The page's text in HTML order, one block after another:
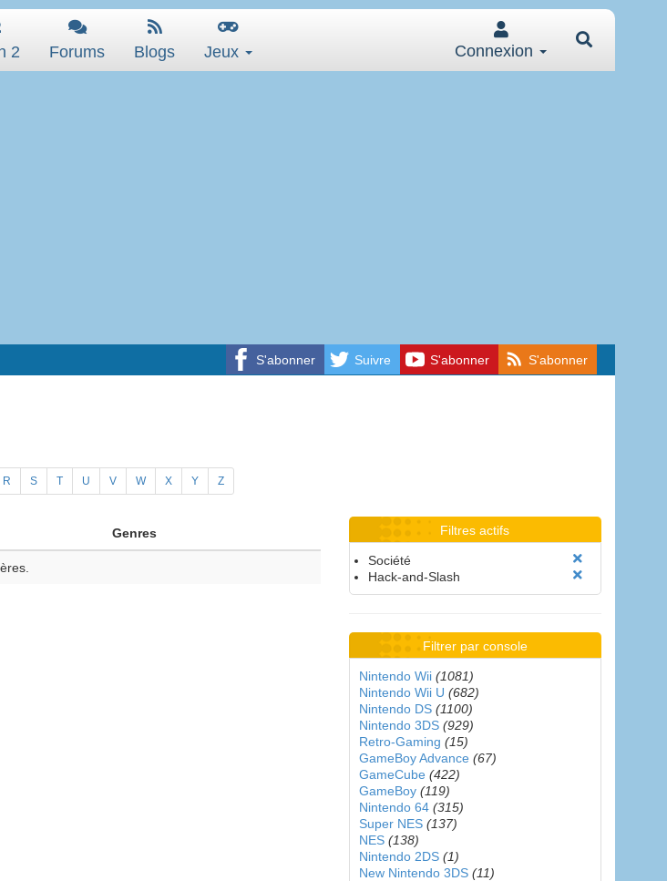
2 Forums Blogs Jeux Connexion
S'abonner Suivre S'abonner S'abonner
R S T U V W X Y Z
Genres Filtres actifs
Société
Hack-and-Slash
Filtrer par console
Nintendo Wii (1081)
Nintendo Wii U (682)
Nintendo DS (1100)
Nintendo 3DS (929)
Retro-Gaming (15)
GameBoy Advance (67)
GameCube (422)
GameBoy (119)
Nintendo 64 (315)
Super NES (137)
NES (138)
Nintendo 2DS (1)
New Nintendo 3DS (11)